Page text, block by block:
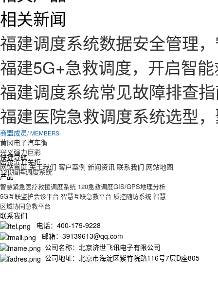
相关新闻
福建调度系统数据安全管理
福建5G+急救调度，开启智
福建调度系统常见故障排查
福建医院急救调度系统选型
商盟成员/ MEMBERS
黄冈电子汽车衡
兴义强力巨彩
哈尔滨开关柜
120指挥调度系统
快捷导航
网站首页 关于我们 客户案例 新闻资讯 联系我们 网站地图
产品
智慧紧急医疗救援调度系统 120急救调度GIS/GPS地理分析
5G互联监护会诊平台 智慧互联急救平台 质控随访系统 智慧
区域协同急救平台
联系我们
电话：400-179-9228
邮箱：39139613@qq.com
公司名称：北京济世飞讯电子有限公司
公司地址：北京市海淀区紫竹院路116号7层D座805